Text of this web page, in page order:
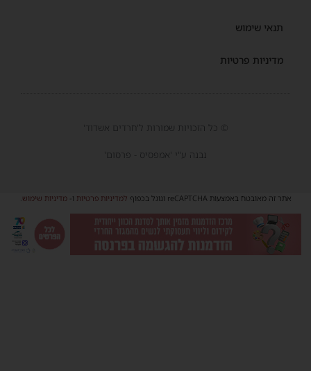
תנאי שימוש
מדיניות פרטיות
© כל הזכויות שמורות ל'חרדים אשדוד'
נבנה ע"י 'אמפסיס - פרסום'
אתר זה מאובטח באמצעות reCAPTCHA וגוגל בכפוף למדיניות פרטיותו-מדיניות שימוש.